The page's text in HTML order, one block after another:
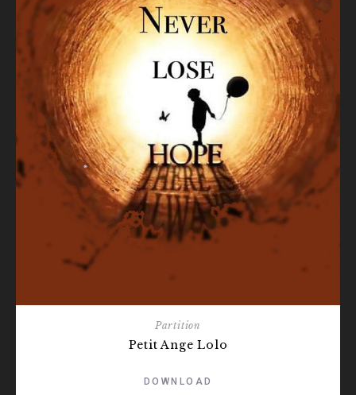
Partition
Petit Ange Lolo
DOWNLOAD